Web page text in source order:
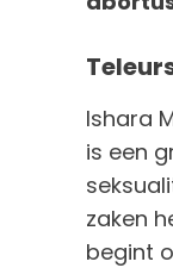
Ishara
is een
zaken
begint